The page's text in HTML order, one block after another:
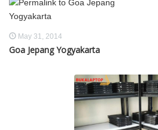
May 31, 2014
Goa Jepang Yogyakarta